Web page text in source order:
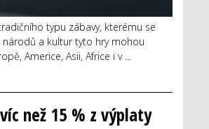
typu zábavy, kterému se
národů a kultur tyto hry mohou
Americe, Asii, Africe i v ...
než 15 % z výplaty